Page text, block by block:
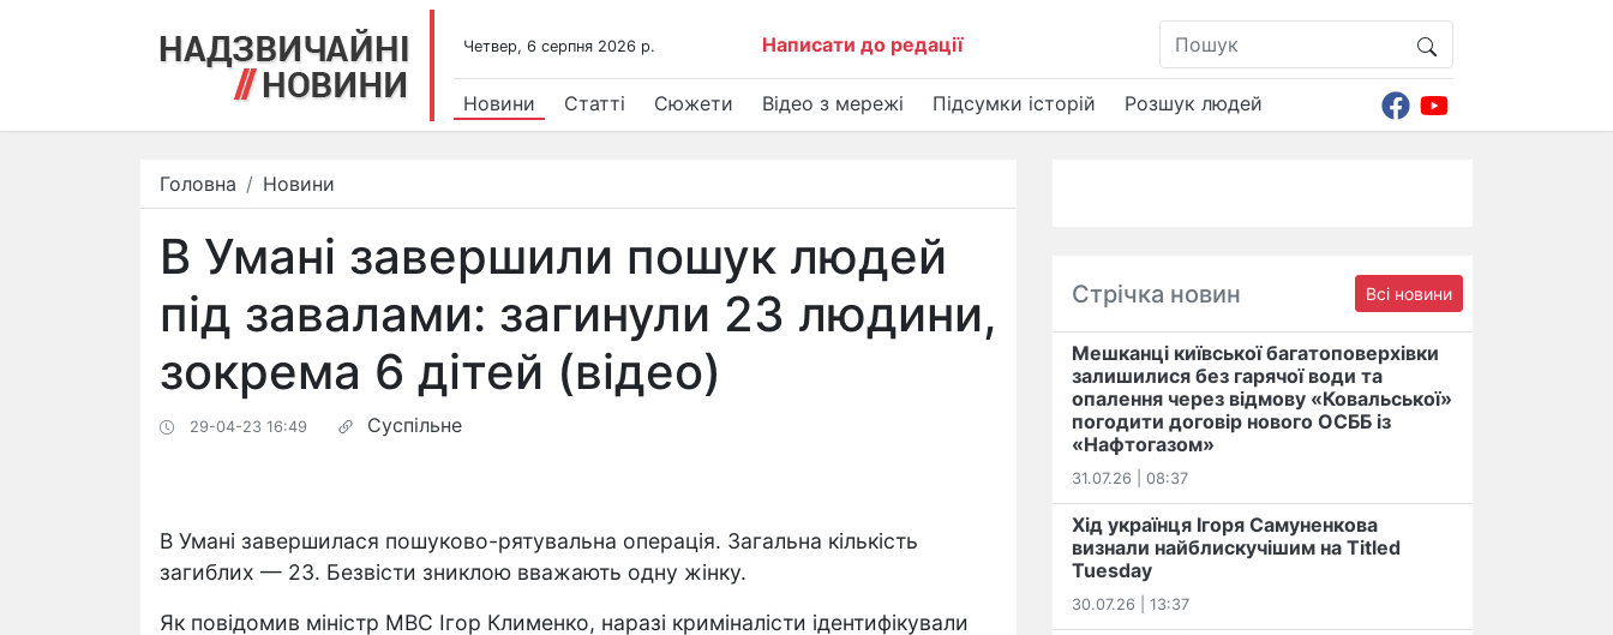
Четвер, 6 серпня 2026 р. Написати до редації
Новини Статті Сюжети Відео з мережі Підсумки історій Розшук людей
Головна Новини
В Умані завершили пошук людей
під завалами: загинули 23 людини,
зокрема 6 дітей (відео)
29-04-23 16:49 Суспільне
В Умані завершилася пошуково-рятувальна операція. Загальна кількість
загиблих — 23. Безвісти зниклою вважають одну жінку.
Як повідомив міністр МВС Ігор Клименко, наразі криміналісти ідентифікували
Стрічка новин Всі новини
Мешканці київської багатоповерхівки
залишилися без гарячої води та
опалення через відмову «Ковальської»
погодити договір нового ОСББ із
«Нафтогазом»
31.07.26 | 08:37
Хід українця Ігоря Самуненкова
визнали найблискучішим на Titled
Tuesday
30.07.26 | 13:37